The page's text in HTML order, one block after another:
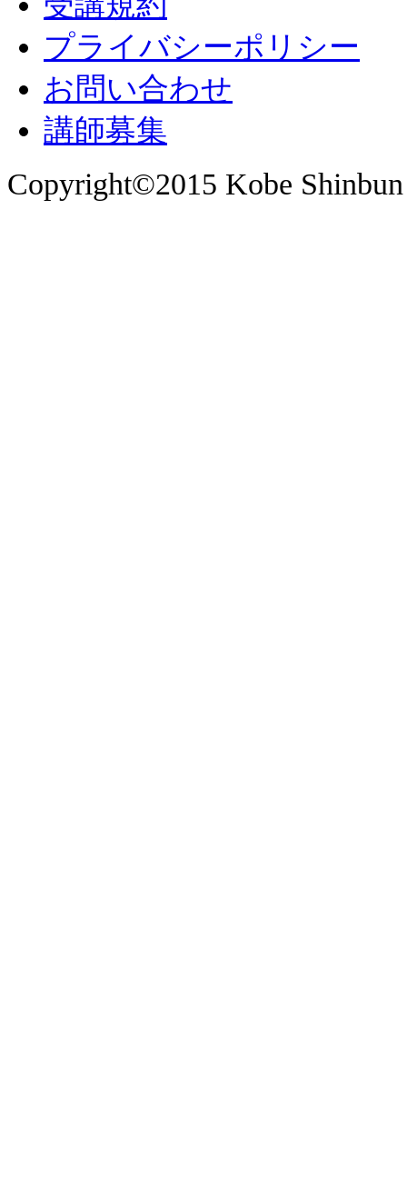
プライバシーポリシー
お問い合わせ
講師募集
Copyright©2015 Kobe